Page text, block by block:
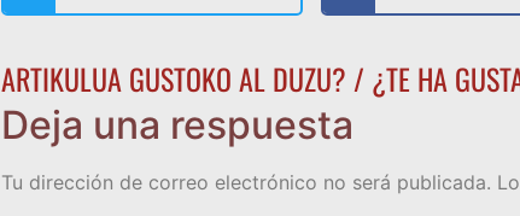
ARTIKULUA GUSTOKO AL DUZU? / ¿TE HA
Deja una respuesta
Tu dirección de correo electrónico no será publicada.